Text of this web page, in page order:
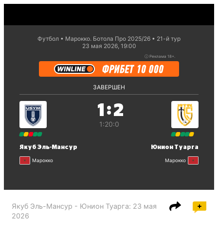
Футбол Марокко. Ботола Про 2025/26
21-й тур
23 мая 2026, 19:00
ⓘ Реклама 18+.
ЗАВЕРШЕН
Якуб Эль-Мансур
Марокко
1 :2
1:20:0
Юнион Туарга
Марокко
Якуб Эль-Мансур - Юнион Туарга: 23 мая
2026